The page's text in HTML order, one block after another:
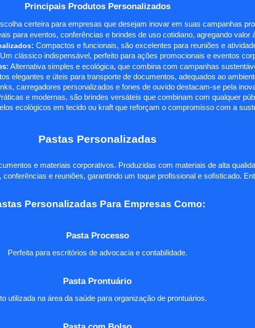
Principais Produtos Personalizados
certeira para empresas que desejam inovar em suas campanhas
para eventos, conferências e brindes de uso cotidiano, agregando valor
: Compactos e funcionais, são excelentes para reuniões e
Um clássico indispensável, perfeito para ações promocionais e eventos
Alternativa simples e ecológica, que combina com campanhas
elegantes e úteis para transporte de documentos, adequados ao
carregadores personalizados e fones de ouvido destacam-se pela
e modernas, são brindes versáteis que combinam com qualquer
ecológicos em tecido ou kraft que reforçam o compromisso com a
Pastas Personalizadas
e materiais corporativos. Produzidas com materiais de alta
e reuniões, garantindo um toque profissional e sofisticado.
Personalizadas Para Empresas Como:
Pasta Processo
Perfeita para escritórios de advocacia e contabilidade.
Pasta Prontuário
utilizada na área da saúde para organização de prontuários.